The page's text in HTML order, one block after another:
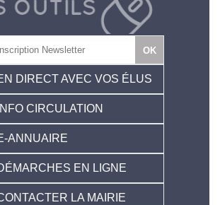
DIRECT AVEC VOS ÉLUS
INFO CIRCULATION
ANNUAIRE
EN LIGNE
LA MAIRIE